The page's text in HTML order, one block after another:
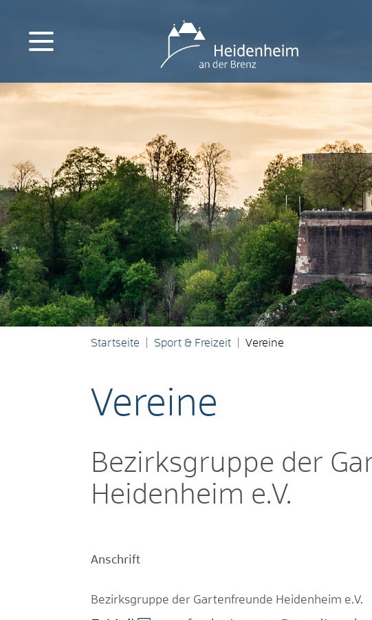
Startseite Sport & Freizeit Vereine
Vereine
Bezirksgruppe der
Heidenheim e.V.
Anschrift
Bezirksgruppe der Gartenfreunde Heidenheim e.V.